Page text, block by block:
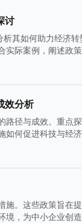
讨
其如何助力经济
际案例，阐述政
效分析
径与成效。重点
何促进科技与经
。这些政策旨在
，为中小企业创